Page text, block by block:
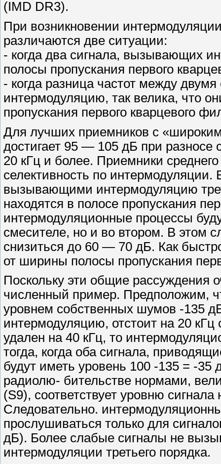
(IMD DR3).
При возникновении
различаются две ситуации:
- когда два сигнала, вызывающих
полосы пропускания первого
- когда разница частот между
интермодуляцию, так велика, что
пропускания первого кварцевого
Для лучших приемников с
достигает 95 — 105 дБ при
20 кГц и более. Приемники
селективность по
вызывающими интермодуляцию
находятся в полосе пропускания
интермодуляционные процессы
смесителе, но и во втором. В этом
снизиться до 60 — 70 дБ. Как
от ширины полосы пропускания
Поскольку эти общие рассуждения
численный пример. Предположим,
уровнем собственных шумов -135
интермодуляцию, отстоит на 20
удален на 40 кГц, то
тогда, когда оба сигнала,
будут иметь уровень 100 -135 = -
радиолю- бительстве нормами,
(S9), соответствует уровню
Следовательно.
прослушиваться только для
дБ). Более слабые сигналы не
интермодуляции третьего порядка.